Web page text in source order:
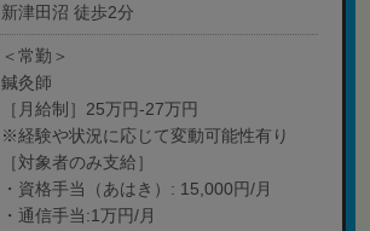
新津田沼 徒歩2分
＜常勤＞
鍼灸師
［月給制］25万円-27万円
※経験や状況に応じて変動可能性有り
［対象者のみ支給］
・資格手当（あはき）: 15,000円/月
・通信手当:1万円/月